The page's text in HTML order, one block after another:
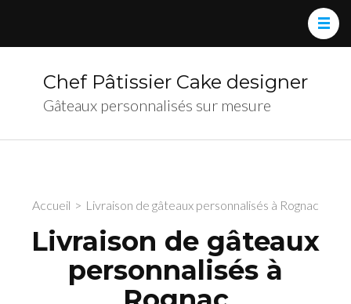
Chef Pâtissier Cake designer
Gâteaux personnalisés sur mesure
Accueil > Livraison de gâteaux personnalisés à Rognac
Livraison de gâteaux
personnalisés à